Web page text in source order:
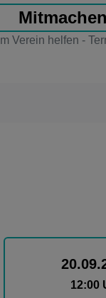
Mitmachen
Im Verein helfen -
12:00